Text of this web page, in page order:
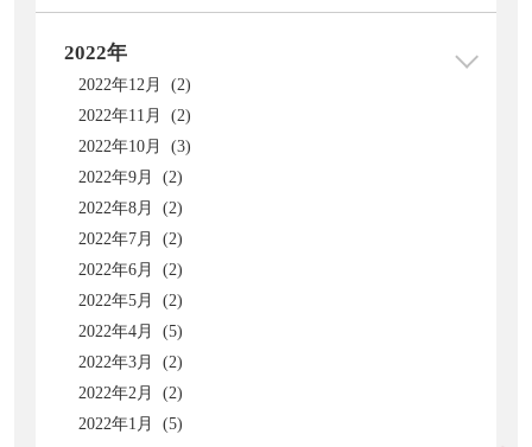
2022年
2022年12月 (2)
2022年11月 (2)
2022年10月 (3)
2022年9月 (2)
2022年8月 (2)
2022年7月 (2)
2022年6月 (2)
2022年5月 (2)
2022年4月 (5)
2022年3月 (2)
2022年2月 (2)
2022年1月 (5)